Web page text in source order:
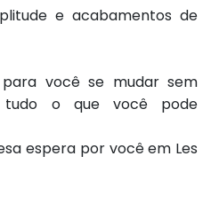
e acabamentos de
você se mudar sem
tudo o que você pode
espera por você em Les